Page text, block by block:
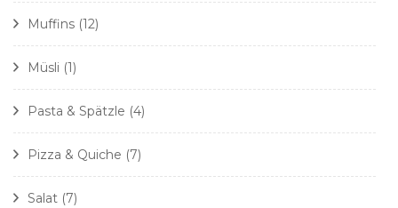
Muffins (12)
Müsli (1)
Pasta & Spätzle (4)
Pizza & Quiche (7)
Salat (7)